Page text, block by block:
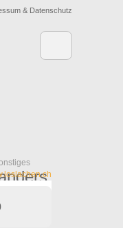
& Datenschutz